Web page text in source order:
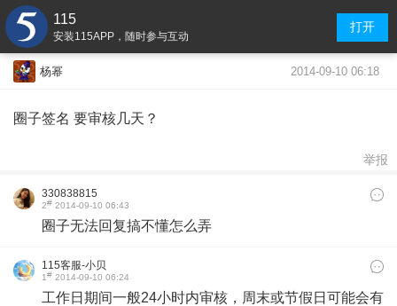
115
安装115APP，随时参与互动
打开
杨幂 2014-09-10 06:18
圈子签名 要审核几天？
举报
330838815
2# 2014-09-10 06:43
圈子无法回复搞不懂怎么弄
115客服-小贝
1# 2014-09-10 06:24
工作日期间一般24小时内审核，周末或节假日可能会有